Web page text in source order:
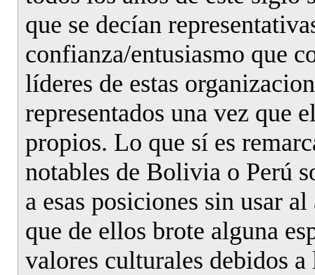
que se decían
confianza/entusiasmo que
líderes de estas
representados una vez que
propios. Lo que sí es
notables de Bolivia o Perú
a esas posiciones sin usar
que de ellos brote alguna
valores culturales debidos